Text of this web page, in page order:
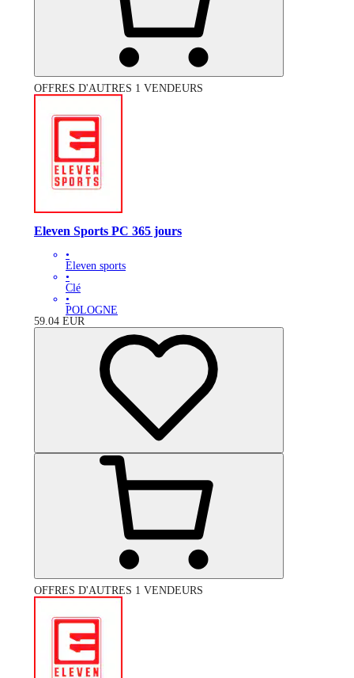
OFFRES D'AUTRES 1 VENDEURS
Eleven Sports PC 365 jours
•
Eleven sports
•
Clé
•
POLOGNE
59.04 EUR
OFFRES D'AUTRES 1 VENDEURS